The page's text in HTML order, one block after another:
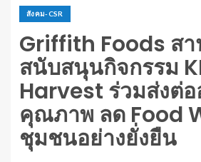
สังคม-CSR
Griffith Foods ส
สนับสนุนกิจกรรม
Harvest ร่วมส่งต่
คุณภาพ ลด Food
ชุมชนอย่างยั่งยืน